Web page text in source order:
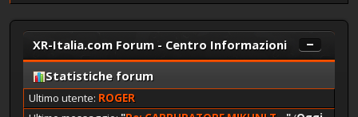
XR-Italia.com Forum - Centro Informazioni
Statistiche forum
Ultimo utente: ROGER